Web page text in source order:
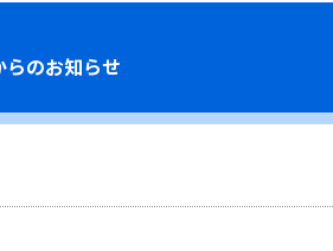
のお知らせ